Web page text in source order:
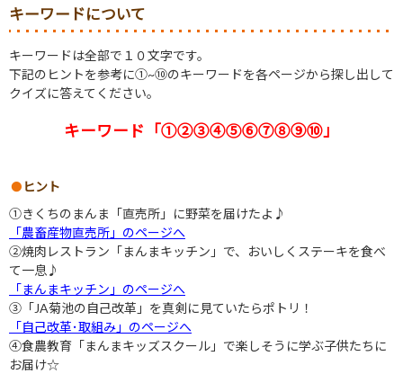
キーワードについて
キーワードは全部で１０文字です。
下記のヒントを参考に①~⑩のキーワードを各ページから探し出して
クイズに答えてください。
キーワード「①②③④⑤⑥⑦⑧⑨⑩」
ヒント
①きくちのまんま「直売所」に野菜を届けたよ♪
「農畜産物直売所」のページへ
②焼肉レストラン「まんまキッチン」で、おいしくステーキを食べ
て一息♪
「まんまキッチン」のページへ
③「JA菊池の自己改革」を真剣に見ていたらポトリ！
「自己改革･取組み」のページへ
④食農教育「まんまキッズスクール」で楽しそうに学ぶ子供たちに
お届け☆